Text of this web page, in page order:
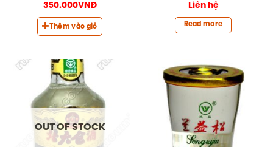
350.000VNĐ
Thêm vào giỏ
Liên hệ
Read more
OUT OF STOCK